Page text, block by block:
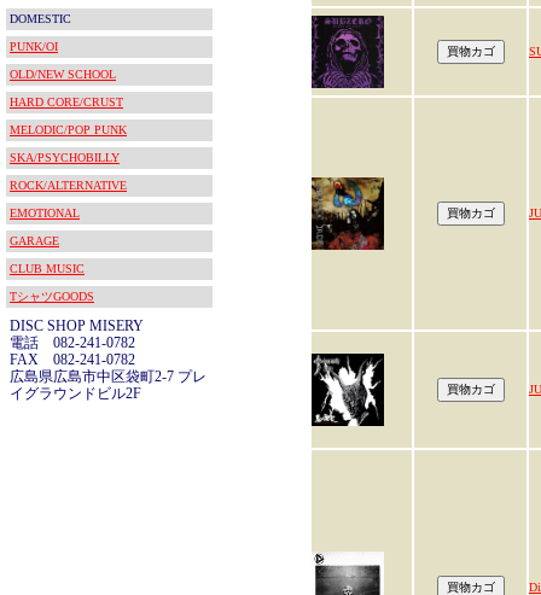
DOMESTIC
PUNK/OI
OLD/NEW SCHOOL
HARD CORE/CRUST
MELODIC/POP PUNK
SKA/PSYCHOBILLY
ROCK/ALTERNATIVE
EMOTIONAL
GARAGE
CLUB MUSIC
TシャツGOODS
DISC SHOP MISERY
電話 082-241-0782
FAX 082-241-0782
広島県広島市中区袋町2-7 プレ
イグラウンドビル2F